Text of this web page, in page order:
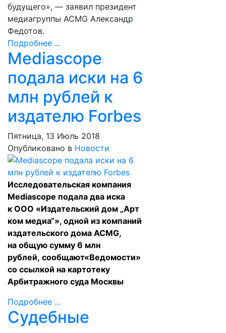
будущего», — заявил президент
медиагруппы ACMG Александр
Федотов.
Подробнее ...
Mediascope
подала иски на 6
млн рублей к
издателю Forbes
Пятница, 13 Июль 2018
Опубликовано в Новости
Исследовательская компания
Mediascope подала два иска
к ООО «Издательский дом „Арт
ком медиа“», одной из компаний
издательского дома ACMG,
на общую сумму 6 млн
рублей, сообщают«Ведомости»
со ссылкой на картотеку
Арбитражного суда Москвы
Подробнее ...
Судебные